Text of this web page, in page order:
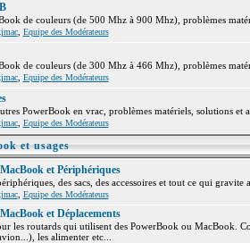
de couleurs (de 500 Mhz à 900 Mhz), problèmes
, Equipe des Modérateurs
de couleurs (de 300 Mhz à 466 Mhz), problèmes
, Equipe des Modérateurs
PowerBook en vrac, problèmes matériels, solutions et
, Equipe des Modérateurs
et usages
et Périphériques
des sacs, des accessoires et tout ce qui
, Equipe des Modérateurs
et Déplacements
les routards qui utilisent des PowerBook ou MacBook.
les alimenter etc...